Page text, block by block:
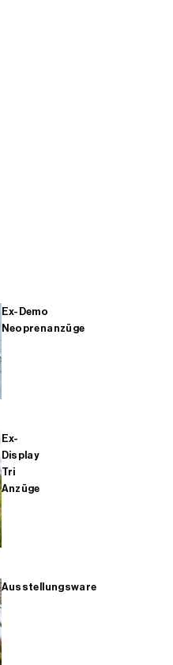
Ex-Demo
Neoprenanzüge
Ex-
Display
Tri
Anzüge
Ausstellungsware